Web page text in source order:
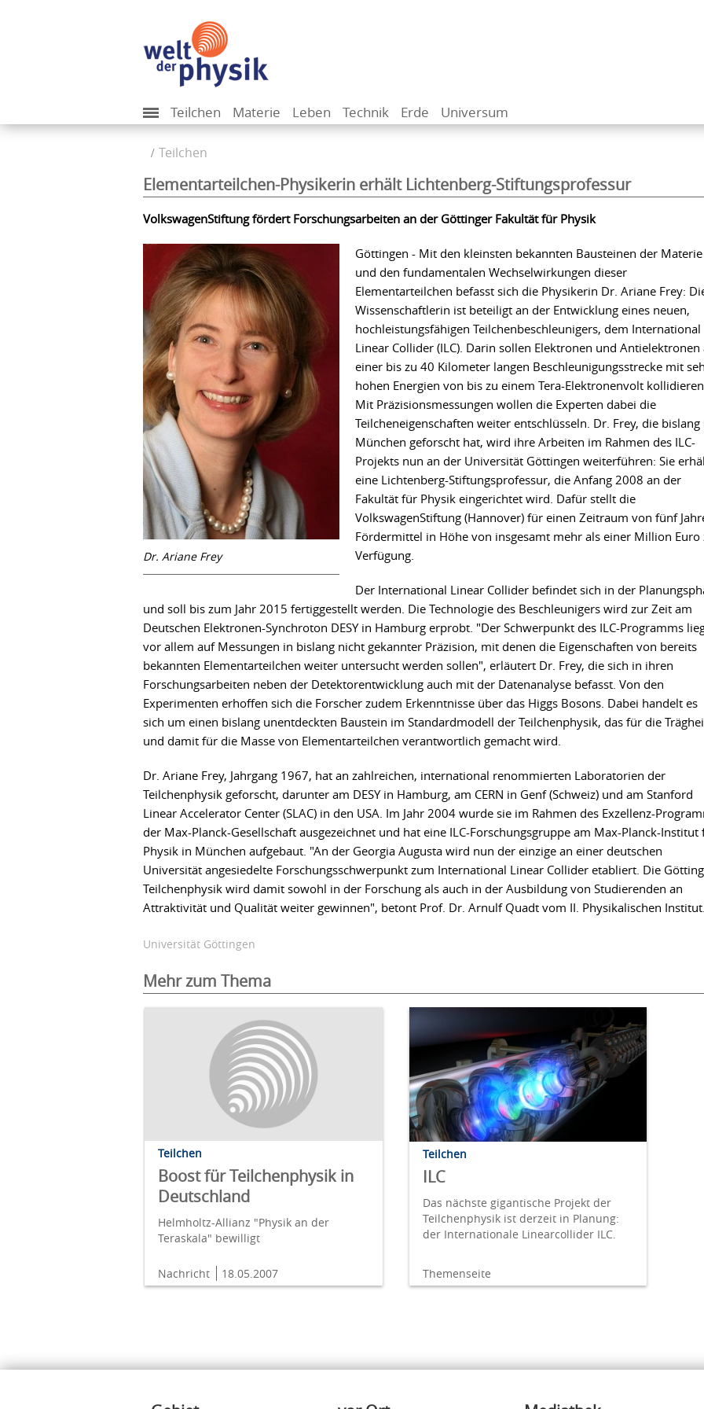
Teilchen Materie Leben Technik Erde Universum
Teilchen
Elementarteilchen-Physikerin erhält Lichtenberg-Stiftungsprofessur
VolkswagenStiftung fördert Forschungsarbeiten an der Göttinger Fakultät für Physik
Dr. Ariane Frey
Göttingen - Mit den kleinsten bekannten Bausteinen der Materie
und den fundamentalen Wechselwirkungen dieser
Elementarteilchen befasst sich die Physikerin Dr. Ariane Frey:
Wissenschaftlerin ist beteiligt an der Entwicklung eines neuen,
hochleistungsfähigen Teilchenbeschleunigers, dem International
Linear Collider (ILC). Darin sollen Elektronen und Antielektronen
einer bis zu 40 Kilometer langen Beschleunigungsstrecke mit
hohen Energien von bis zu einem Tera-Elektronenvolt
Mit Präzisionsmessungen wollen die Experten dabei die
Teilcheneigenschaften weiter entschlüsseln. Dr. Frey, die bislang
München geforscht hat, wird ihre Arbeiten im Rahmen des ILC-
Projekts nun an der Universität Göttingen weiterführen: Sie
eine Lichtenberg-Stiftungsprofessur, die Anfang 2008 an der
Fakultät für Physik eingerichtet wird. Dafür stellt die
VolkswagenStiftung (Hannover) für einen Zeitraum von fünf
Fördermittel in Höhe von insgesamt mehr als einer Million Euro
Verfügung.
Der International Linear Collider befindet sich in der
und soll bis zum Jahr 2015 fertiggestellt werden. Die Technologie des Beschleunigers wird zur Zeit am
Deutschen Elektronen-Synchroton DESY in Hamburg erprobt. "Der Schwerpunkt des ILC-Programms
vor allem auf Messungen in bislang nicht gekannter Präzision, mit denen die Eigenschaften von bereits
bekannten Elementarteilchen weiter untersucht werden sollen", erläutert Dr. Frey, die sich in ihren
Forschungsarbeiten neben der Detektorentwicklung auch mit der Datenanalyse befasst. Von den
Experimenten erhoffen sich die Forscher zudem Erkenntnisse über das Higgs Bosons. Dabei handelt es
sich um einen bislang unentdeckten Baustein im Standardmodell der Teilchenphysik, das für die
und damit für die Masse von Elementarteilchen verantwortlich gemacht wird.
Dr. Ariane Frey, Jahrgang 1967, hat an zahlreichen, international renommierten Laboratorien der
Teilchenphysik geforscht, darunter am DESY in Hamburg, am CERN in Genf (Schweiz) und am Stanford
Linear Accelerator Center (SLAC) in den USA. Im Jahr 2004 wurde sie im Rahmen des Exzellenz-
der Max-Planck-Gesellschaft ausgezeichnet und hat eine ILC-Forschungsgruppe am Max-Planck-Institut
Physik in München aufgebaut. "An der Georgia Augusta wird nun der einzige an einer deutschen
Universität angesiedelte Forschungsschwerpunkt zum International Linear Collider etabliert. Die
Teilchenphysik wird damit sowohl in der Forschung als auch in der Ausbildung von Studierenden an
Attraktivität und Qualität weiter gewinnen", betont Prof. Dr. Arnulf Quadt vom II. Physikalischen Institut.
Universität Göttingen
Mehr zum Thema
Teilchen
Boost für Teilchenphysik in
Deutschland
Helmholtz-Allianz "Physik an der
Teraskala" bewilligt
Nachricht 18.05.2007
Teilchen
ILC
Das nächste gigantische Projekt der
Teilchenphysik ist derzeit in Planung:
der Internationale Linearcollider ILC.
Themenseite
Inhalte